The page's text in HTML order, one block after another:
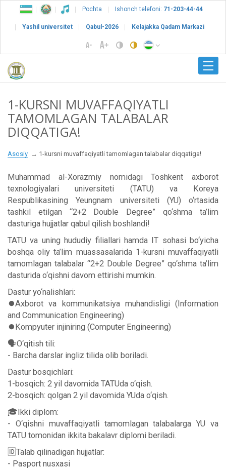
Pochta Ishonch telefoni: 71-203-44-44
Yashil universitet Qabul-2026 Kelajakka Qadam Markazi
1-KURSNI MUVAFFAQIYATLI
TAMOMLAGAN TALABALAR
DIQQATIGA!
Asosiy 1-kursni muvaffaqiyatli tamomlagan talabalar diqqatiga!
Muhammad al-Xorazmiy nomidagi Toshkent axborot
texnologiyalari universiteti (TATU) va Koreya
Respublikasining Yeungnam universiteti (YU) o‘rtasida
tashkil etilgan “2+2 Double Degree” qo‘shma ta’lim
dasturiga hujjatlar qabul qilish boshlandi!
TATU va uning hududiy filiallari hamda IT sohasi bo‘yicha
boshqa oliy ta’lim muassasalarida 1-kursni muvaffaqiyatli
tamomlagan talabalar “2+2 Double Degree” qo‘shma ta’lim
dasturida o‘qishni davom ettirishi mumkin.
Dastur yo‘nalishlari:
⏺Axborot va kommunikatsiya muhandisligi (Information
and Communication Engineering)
⏺Kompyuter injiniring (Computer Engineering)
🗣O‘qitish tili:
- Barcha darslar ingliz tilida olib boriladi.
Dastur bosqichlari:
1-bosqich: 2 yil davomida TATUda o‘qish.
2-bosqich: qolgan 2 yil davomida YUda o‘qish.
🎓Ikki diplom:
- O‘qishni muvaffaqiyatli tamomlagan talabalarga YU va
TATU tomonidan ikkita bakalavr diplomi beriladi.
🆔Talab qilinadigan hujjatlar:
- Pasport nusxasi